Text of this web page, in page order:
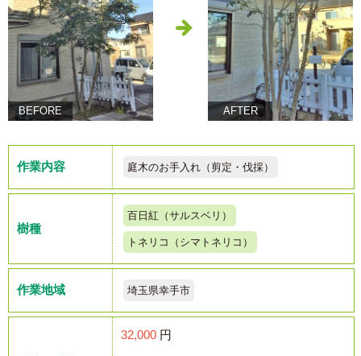
BEFORE AFTER
作業内容 庭木のお手入れ（剪定・伐採）
樹種
百日紅（サルスベリ）
トネリコ（シマトネリコ）
作業地域 埼玉県幸手市
32,000 円